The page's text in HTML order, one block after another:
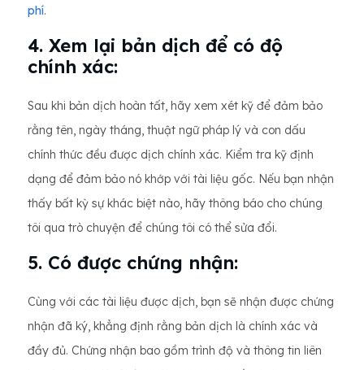
phí.
4. Xem lại bản dịch để có độ
chính xác:
Sau khi bản dịch hoàn tất, hãy xem xét kỹ để đảm bảo
rằng tên, ngày tháng, thuật ngữ pháp lý và con dấu
chính thức đều được dịch chính xác. Kiểm tra kỹ định
dạng để đảm bảo nó khớp với tài liệu gốc. Nếu bạn nhận
thấy bất kỳ sự khác biệt nào, hãy thông báo cho chúng
tôi qua trò chuyện để chúng tôi có thể sửa đổi.
5. Có được chứng nhận:
Cùng với các tài liệu được dịch, bạn sẽ nhận được chứng
nhận đã ký, khẳng định rằng bản dịch là chính xác và
đầy đủ. Chứng nhận bao gồm trình độ và thông tin liên